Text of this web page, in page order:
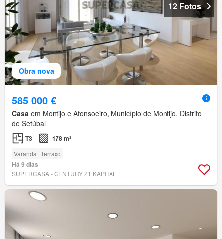
Obra nova
12 Fotos
585 000 €
Casa em Montijo e Afonsoeiro, Município de Montijo, Distrito
de Setúbal
T3 178 m²
Varanda Terraço
Há 9 dias
SUPERCASA - CENTURY 21 KAPITAL